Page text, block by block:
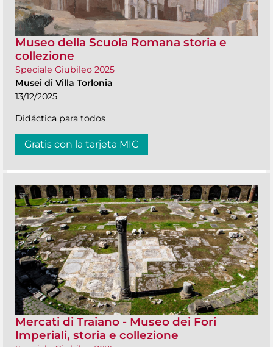
Museo della Scuola Romana storia e
collezione
Speciale Giubileo 2025
Musei di Villa Torlonia
13/12/2025
Didáctica para todos
Gratis con la tarjeta MIC
Mercati di Traiano - Museo dei Fori
Imperiali, storia e collezione